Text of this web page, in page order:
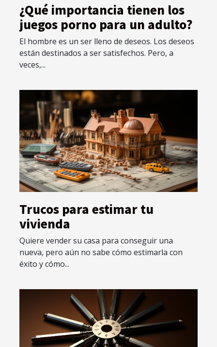
¿Qué importancia tienen los
juegos porno para un adulto?
El hombre es un ser lleno de deseos. Los deseos
están destinados a ser satisfechos. Pero, a
veces,...
Trucos para estimar tu
vivienda
Quiere vender su casa para conseguir una
nueva, pero aún no sabe cómo estimarla con
éxito y cómo...